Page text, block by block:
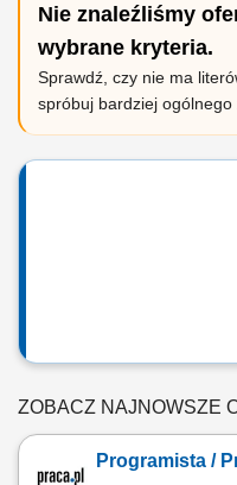
Nie znaleźliśmy
wybrane kryteria.
Sprawdź, czy nie ma
spróbuj bardziej ogólnego
ZOBACZ NAJNOWSZE
Programista /